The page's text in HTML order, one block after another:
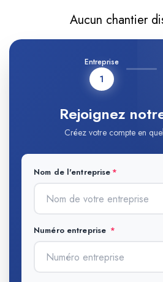
Aucun chantier
Entreprise
1
Rejoignez
Créez votre compte en
Nom de l'entreprise
Numéro entreprise